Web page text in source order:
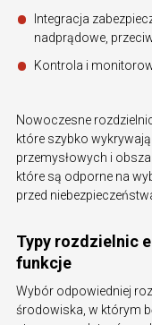
Integracja
nadprądowe,
Kontrola i
Nowoczesne
które szybko
przemysłowych i
które są odporne na
przed
Typy rozdzielnic
funkcje
Wybór odpowiedniej
środowiska, w którym